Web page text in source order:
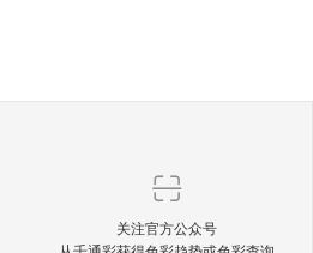
关注官方公众号